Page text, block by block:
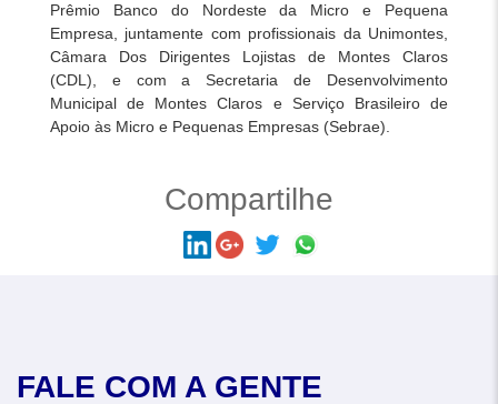
Prêmio Banco do Nordeste da Micro e Pequena
Empresa, juntamente com profissionais da Unimontes,
Câmara Dos Dirigentes Lojistas de Montes Claros
(CDL), e com a Secretaria de Desenvolvimento
Municipal de Montes Claros e Serviço Brasileiro de
Apoio às Micro e Pequenas Empresas (Sebrae).
Compartilhe
FALE COM A GENTE